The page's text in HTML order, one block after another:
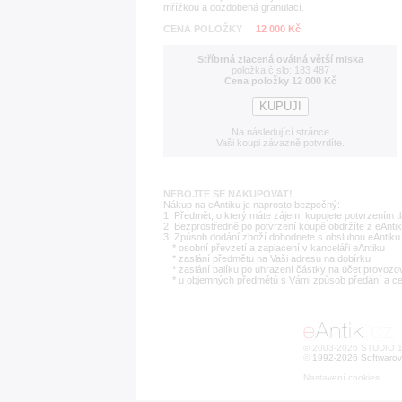
mřížkou a dozdobená granulací.
CENA POLOŽKY
12 000 Kč
Stříbrná zlacená oválná větší miska
položka číslo: 183 487
Cena položky 12 000 Kč
Na následující stránce
Vaši koupi závazně potvrdíte.
NEBOJTE SE NAKUPOVAT!
Nákup na eAntiku je naprosto bezpečný:
1. Předmět, o který máte zájem, kupujete potvrzením
2. Bezprostředně po potvrzení koupě obdržíte z
3. Způsob dodání zboží dohodnete s obsluhou
* osobní převzetí a zaplacení v kanceláři eAntiku
* zaslání předmětu na Vaši adresu na dobírku
* zaslání balíku po uhrazení částky na účet
* u objemných předmětů s Vámi způsob předání a
© 2003-2026 STUDIO
1992-2026
Nastavení cookies